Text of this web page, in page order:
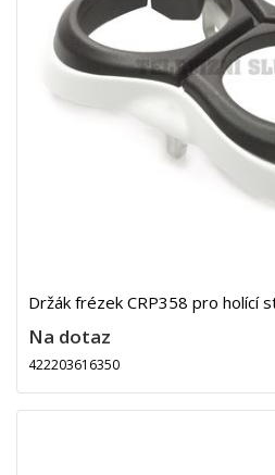
Držák frézek CRP358 pro holící
Na dotaz
422203616350